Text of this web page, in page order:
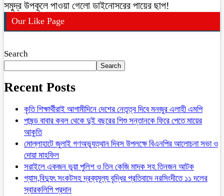
সমুদ্র উপকূলে পাওয়া গেলো ডাইনোসরের পায়ের ছাপ!
Our Like Page
Search
Search
Recent Posts
কৃতি শিক্ষার্থীরাই আগামীদিনে দেশের নেতৃত্ব দিবে মনজুর এলাহী এমপি
পাষন্ড বাবার কবল থেকে দুই বছরের শিশু সন্তানকে ফিরে পেতে মায়ের
আকুতি
মোল্লাহাটে জুলাই গণঅভ্যুত্থান দিবস উপলক্ষে বিএনপির আলোচনা সভা ও
দোয়া মাহফিল
সরাইলে একজন ভুয়া পুলিশ ও তিন কেজি মাদক সহ তিনজন আটক
গ্যাস,বিদ্যুৎ সংকটসহ দ্রব্যমূল্য বৃদ্ধির প্রতিবাদে নরসিংদীতে ১১ দলের
স্বারকলিপি প্রদান